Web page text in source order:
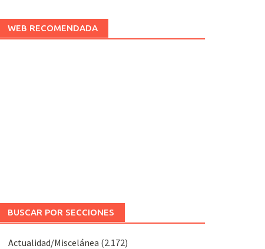
WEB RECOMENDADA
BUSCAR POR SECCIONES
Actualidad/Miscelánea (2.172)